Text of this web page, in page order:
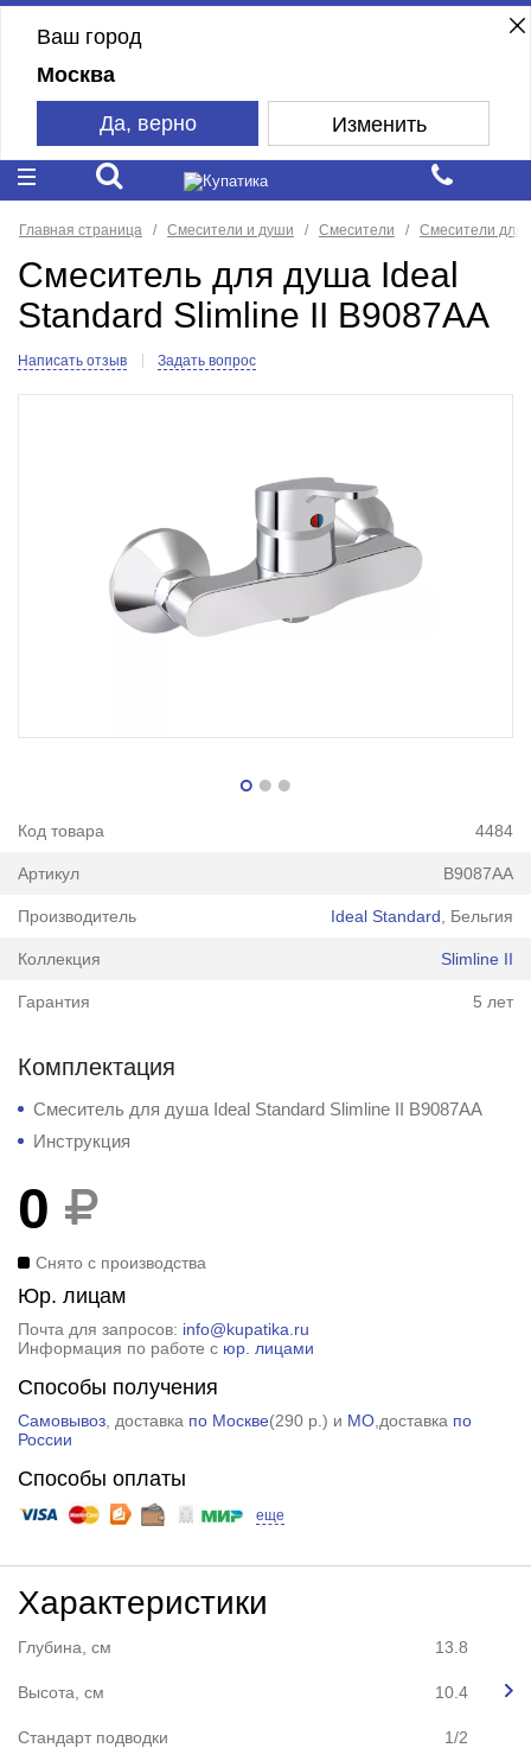
Ваш город
Москва
Да, верно Изменить
Главная страница Смесители и души Смесители Смесители для
Смеситель для душа Ideal
Standard Slimline II B9087AA
Написать отзыв Задать вопрос
Код товара 4484
Артикул B9087AA
Производитель Ideal Standard , Бельгия
Коллекция Slimline II
Гарантия 5 лет
Комплектация
Смеситель для душа Ideal Standard Slimline II B9087AA
Инструкция
0
Снято с производства
Юр. лицам
Почта для запросов: info@kupatika.ru
Информация по работе с юр. лицами
Способы получения
Самовывоз, доставка по Москве(290 р. ) и МО,доставка по
России
Способы оплаты
еще
Характеристики
Глубина, см 13.8
Высота, см 10.4
Стандарт подводки 1/2